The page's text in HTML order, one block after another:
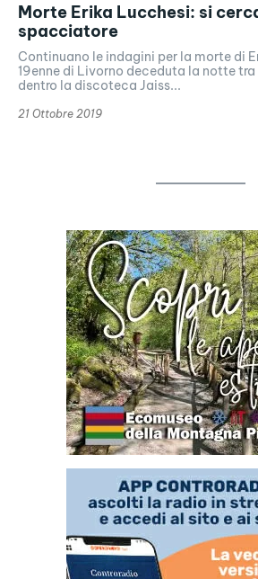
Morte Erika Lucchesi: si
spacciatore
Continuano le indagini per la morte di
19enne di Livorno deceduta la notte
dentro la discoteca Jaiss...
21 Ottobre 2019